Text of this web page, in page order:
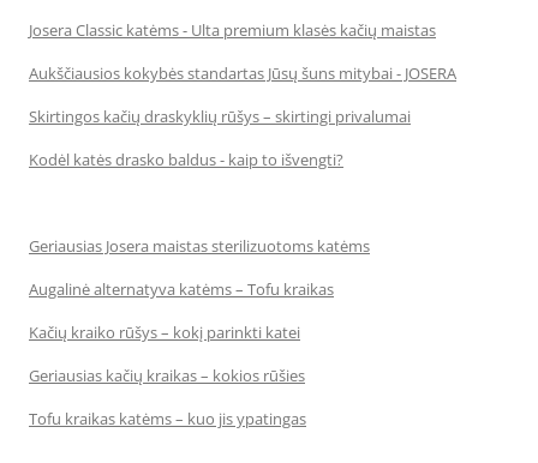
Josera Classic katėms - Ulta premium klasės kačių maistas
Aukščiausios kokybės standartas Jūsų šuns mitybai - JOSERA
Skirtingos kačių draskyklių rūšys – skirtingi privalumai
Kodėl katės drasko baldus - kaip to išvengti?
Geriausias Josera maistas sterilizuotoms katėms
Augalinė alternatyva katėms – Tofu kraikas
Kačių kraiko rūšys – kokį parinkti katei
Geriausias kačių kraikas – kokios rūšies
Tofu kraikas katėms – kuo jis ypatingas